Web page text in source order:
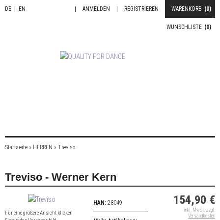
DE EN WARENKORB (0)
REGISTRIEREN
ANMELDEN
WUNSCHLISTE (0)
Startseite » HERREN » Treviso
Treviso - Werner Kern
Für eine größere Ansicht klicken
HAN:28049 154,90 €
inkl. MwSt. zzgl.
Versandkosten